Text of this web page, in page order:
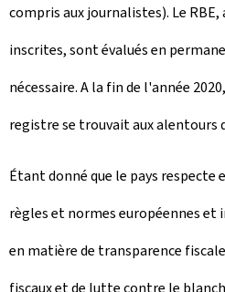
compris aux journalistes). Le RBE,
inscrites, sont évalués en
nécessaire. A la fin de l'année
registre se trouvait aux alentours
Étant donné que le pays
règles et normes européennes
en matière de transparence
fiscaux et de lutte contre le